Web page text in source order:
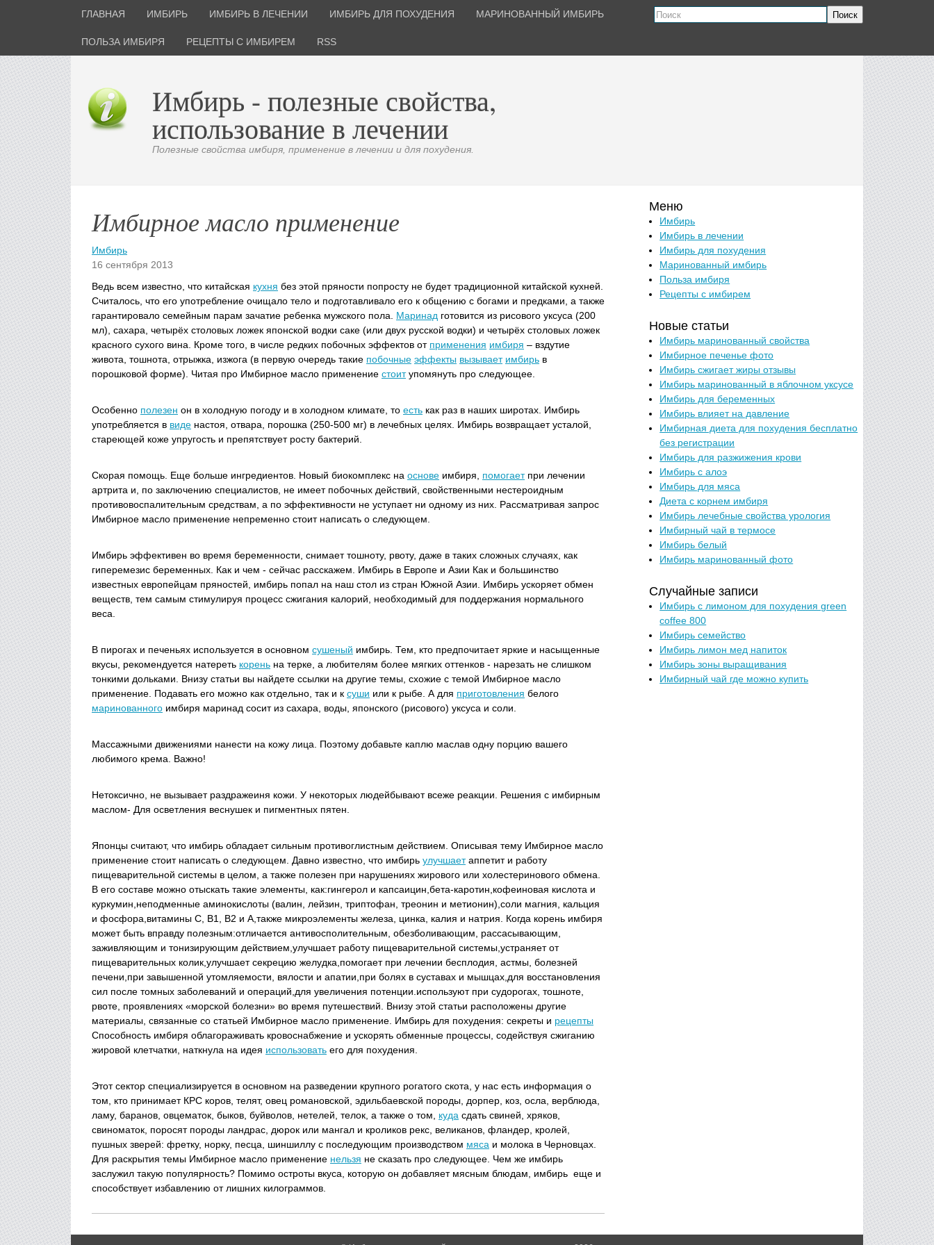
ГЛАВНАЯ ИМБИРЬ ИМБИРЬ В ЛЕЧЕНИИ ИМБИРЬ ДЛЯ ПОХУДЕНИЯ МАРИНОВАННЫЙ ИМБИРЬ
ПОЛЬЗА ИМБИРЯ РЕЦЕПТЫ С ИМБИРЕМ RSS
Поиск
Имбирь - полезные свойства,
использование в лечении
Полезные свойства имбиря, применение в лечении и для похудения.
Имбирное масло применение
Имбирь
16 сентября 2013
Ведь всем известно, что китайская кухня без этой пряности попросту не будет традиционной китайской кухней.
Считалось, что его употребление очищало тело и подготавливало его к общению с богами и предками, а также
гарантировало семейным парам зачатие ребенка мужского пола.
Маринад готовится из рисового уксуса (200
мл), сахара, четырёх столовых ложек японской водки саке (или двух русской водки) и четырёх столовых ложек
красного сухого вина. Кроме того, в числе редких побочных эффектов от применения имбиря – вздутие
живота, тошнота, отрыжка, изжога (в первую очередь такие побочные эффекты вызывает имбирь в
порошковой форме). Читая про Имбирное масло применение стоитупомянуть про следующее.
Особенно полезен он в холодную погоду и в холодном климате, то есть как раз в наших широтах. Имбирь
употребляется в виде настоя, отвара, порошка (250-500 мг) в лечебных целях. Имбирь возвращает усталой,
стареющей коже упругость и препятствует росту бактерий.
Скорая помощь. Еще больше ингредиентов. Новый биокомплекс на основе имбиря, помогаетпри лечении
артрита и, по заключению специалистов, не имеет побочных действий, свойственными нестероидным
противовоспалительным средствам, а по эффективности не уступает ни одному из них. Рассматривая запрос
Имбирное масло применение непременно стоит написать о следующем.
Имбирь эффективен во время беременности, снимает тошноту, рвоту, даже в таких сложных случаях, как
гиперемезис беременных. Как и чем - сейчас расскажем. Имбирь в Европе и Азии Как и большинство
известных европейцам пряностей, имбирь попал на наш стол из стран Южной Азии. Имбирь ускоряет обмен
веществ, тем самым стимулируя процесс сжигания калорий, необходимый для поддержания нормального
веса.
В пирогах и печеньях используется в основном сушеный имбирь. Тем, кто предпочитает яркие и насыщенные
вкусы, рекомендуется натереть корень на терке, а любителям более мягких оттенков - нарезать не слишком
тонкими дольками. Внизу статьи вы найдете ссылки на другие темы, схожие с темой Имбирное масло
применение. Подавать его можно как отдельно, так и к суши или к рыбе. А для приготовления белого
маринованного имбиря маринад сосит из сахара, воды, японского (рисового) уксуса и соли.
Массажными движениями нанести на кожу лица. Поэтому добавьте каплю маслав одну порцию вашего
любимого крема. Важно!
Нетоксично, не вызывает раздражеиня кожи. У некоторых людейбывают всеже реакции. Решения с имбирным
маслом- Для осветления веснушек и пигментных пятен.
Японцы считают, что имбирь обладает сильным противоглистным действием. Описывая тему Имбирное масло
применение стоит написать о следующем. Давно известно, что имбирь улучшаетаппетит и работу
пищеварительной системы в целом, а также полезен при нарушениях жирового или холестеринового обмена.
В его составе можно отыскать такие элементы, как:гингерол и капсаицин,бета-каротин,кофеиновая кислота и
куркумин,неподменные аминокислоты (валин, лейзин, триптофан, треонин и метионин),соли магния, кальция
и фосфора,витамины С, В1, В2 и А,также микроэлементы железа, цинка, калия и натрия. Когда корень имбиря
может быть вправду полезным:отличается антивосполительным, обезболивающим, рассасывающим,
заживляющим и тонизирующим действием,улучшает работу пищеварительной системы,устраняет от
пищеварительных колик,улучшает секрецию желудка,помогает при лечении бесплодия, астмы, болезней
печени,при завышенной утомляемости, вялости и апатии,при болях в суставах и мышцах,для восстановления
сил после томных заболеваний и операций,для увеличения потенции.используют при судорогах, тошноте,
рвоте, проявлениях «морской болезни» во время путешествий. Внизу этой статьи расположены другие
материалы, связанные со статьей Имбирное масло применение. Имбирь для похудения: секреты и рецепты
Способность имбиря облагораживать кровоснабжение и ускорять обменные процессы, содействуя сжиганию
жировой клетчатки, наткнула на идея использовать его для похудения.
Этот сектор специализируется в основном на разведении крупного рогатого скота, у нас есть информация о
том, кто принимает КРС коров, телят, овец романовской, эдильбаевской породы, дорпер, коз, осла, верблюда,
ламу, баранов, овцематок, быков, буйволов, нетелей, телок, а также о том, куда сдать свиней, хряков,
свиноматок, поросят породы ландрас, дюрок или мангал и кроликов рекс, великанов, фландер, кролей,
пушных зверей: фретку, норку, песца, шиншиллу с последующим производством мяса и молока в Черновцах.
Для раскрытия темы Имбирное масло применение нельзя не сказать про следующее. Чем же имбирь
заслужил такую популярность? Помимо остроты вкуса, которую он добавляет мясным блюдам, имбирь еще и
способствует избавлению от лишних килограммов.
Меню
Имбирь
Имбирь в лечении
Имбирь для похудения
Маринованный имбирь
Польза имбиря
Рецепты с имбирем
Новые статьи
Имбирь маринованный свойства
Имбирное печенье фото
Имбирь сжигает жиры отзывы
Имбирь маринованный в яблочном уксусе
Имбирь для беременных
Имбирь влияет на давление
Имбирная диета для похудения бесплатно
без регистрации
Имбирь для разжижения крови
Имбирь с алоэ
Имбирь для мяса
Диета с корнем имбиря
Имбирь лечебные свойства урология
Имбирный чай в термосе
Имбирь белый
Имбирь маринованный фото
Случайные записи
Имбирь с лимоном для похудения green
coffee 800
Имбирь семейство
Имбирь лимон мед напиток
Имбирь зоны выращивания
Имбирный чай где можно купить